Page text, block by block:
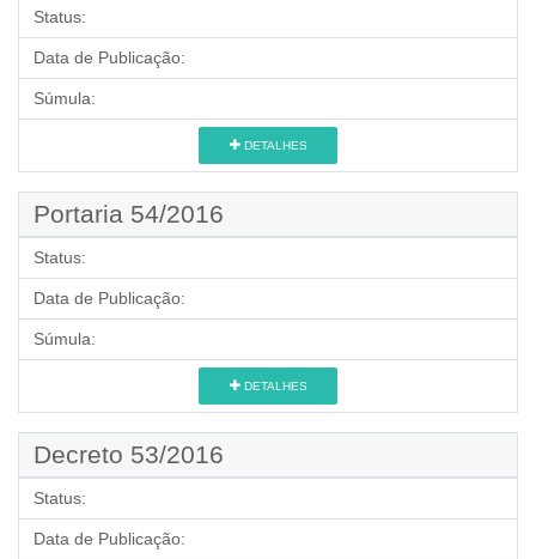
Status:
Data de Publicação:
Súmula:
DETALHES
Portaria 54/2016
Status:
Data de Publicação:
Súmula:
DETALHES
Decreto 53/2016
Status:
Data de Publicação: